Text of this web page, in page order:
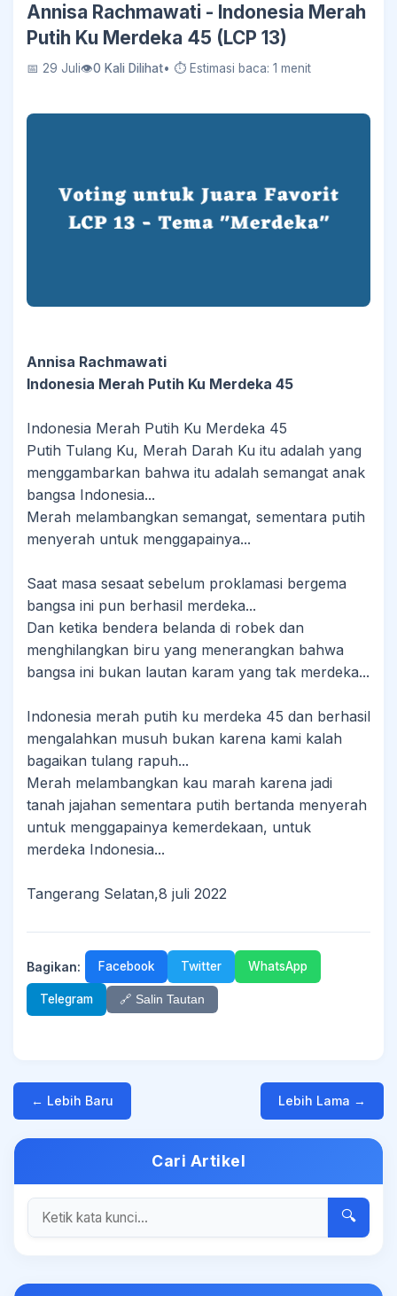
Annisa Rachmawati - Indonesia Merah
Putih Ku Merdeka 45 (LCP 13)
📅 29 Juli👁0 Kali Dilihat• ⏱ Estimasi baca: 1 menit
Annisa Rachmawati
Indonesia Merah Putih Ku Merdeka 45
Indonesia Merah Putih Ku Merdeka 45
Putih Tulang Ku, Merah Darah Ku itu adalah yang
menggambarkan bahwa itu adalah semangat anak
bangsa Indonesia...
Merah melambangkan semangat, sementara putih
menyerah untuk menggapainya...
Saat masa sesaat sebelum proklamasi bergema
bangsa ini pun berhasil merdeka...
Dan ketika bendera belanda di robek dan
menghilangkan biru yang menerangkan bahwa
bangsa ini bukan lautan karam yang tak merdeka...
Indonesia merah putih ku merdeka 45 dan berhasil
mengalahkan musuh bukan karena kami kalah
bagaikan tulang rapuh...
Merah melambangkan kau marah karena jadi
tanah jajahan sementara putih bertanda menyerah
untuk menggapainya kemerdekaan, untuk
merdeka Indonesia...
Tangerang Selatan,8 juli 2022
Bagikan: Facebook Twitter WhatsApp
Telegram 🔗 Salin Tautan
← Lebih Baru Lebih Lama →
Cari Artikel
🔍